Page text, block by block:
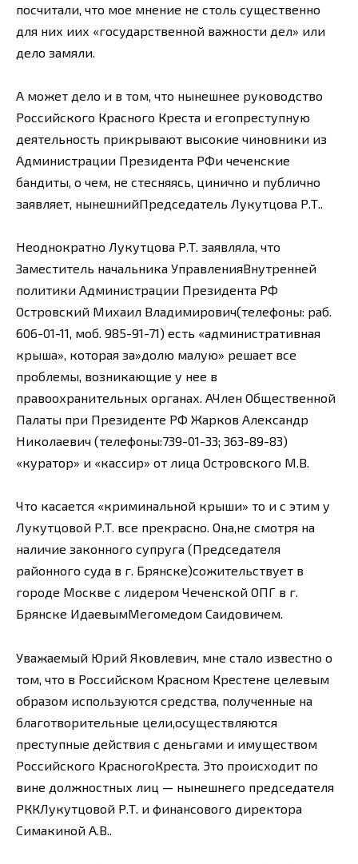
посчитали, что мое мнение не столь существенно
для них иих «государственной важности дел» или
дело замяли.
А может дело и в том, что нынешнее руководство
Российского Красного Креста и егопреступную
деятельность прикрывают высокие чиновники из
Администрации Президента РФи чеченские
бандиты, о чем, не стесняясь, цинично и публично
заявляет, нынешнийПредседатель Лукутцова Р.Т..
Неоднократно Лукутцова Р.Т. заявляла, что
Заместитель начальника УправленияВнутренней
политики Администрации Президента РФ
Островский Михаил Владимирович(телефоны: раб.
606-01-11, моб. 985-91-71) есть «административная
крыша», которая за»долю малую» решает все
проблемы, возникающие у нее в
правоохранительных органах. АЧлен Общественной
Палаты при Президенте РФ Жарков Александр
Николаевич (телефоны:739-01-33; 363-89-83)
«куратор» и «кассир» от лица Островского М.В.
Что касается «криминальной крыши» то и с этим у
Лукутцовой Р.Т. все прекрасно. Она,не смотря на
наличие законного супруга (Председателя
районного суда в г. Брянске)сожительствует в
городе Москве с лидером Чеченской ОПГ в г.
Брянске ИдаевымМегомедом Саидовичем.
Уважаемый Юрий Яковлевич, мне стало известно о
том, что в Российском Красном Крестене целевым
образом используются средства, полученные на
благотворительные цели,осуществляются
преступные действия с деньгами и имуществом
Российского КрасногоКреста. Это происходит по
вине должностных лиц — нынешнего председателя
РККЛукутцовой Р.Т. и финансового директора
Симакиной А.В..